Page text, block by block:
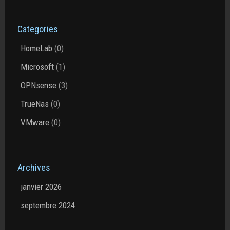
Categories
HomeLab (0)
Microsoft(1)
OPNsense (3)
TrueNas (0)
VMware (0)
Archives
janvier 2026
septembre 2024